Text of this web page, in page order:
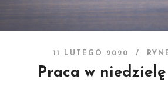
11 LUTEGO 2020 /
Praca w